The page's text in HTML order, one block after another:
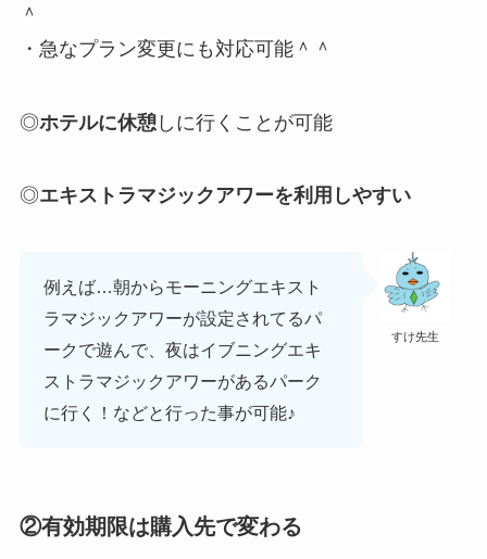
＾
・急なプラン変更にも対応可能＾＾
◎ホテルに休憩しに行くことが可能
◎エキストラマジックアワーを利用しやすい
すけ先生
例えば…朝からモーニングエキスト
ラマジックアワーが設定されてるパ
ークで遊んで、夜はイブニングエキ
ストラマジックアワーがあるパーク
に行く！などと行った事が可能♪
②有効期限は購入先で変わる